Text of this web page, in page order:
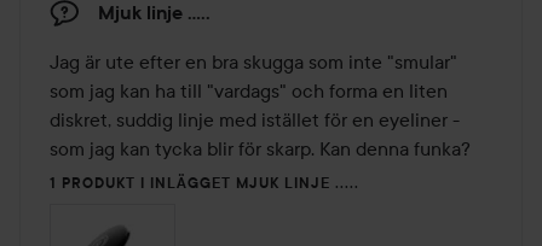
Mjuk linje .....
Jag är ute efter en bra skugga som inte "smular"
som jag kan ha till "vardags" och forma en liten
diskret, suddig linje med istället för en eyeliner -
1 PRODUKT I INLÄGGET MJUK LINJE .....